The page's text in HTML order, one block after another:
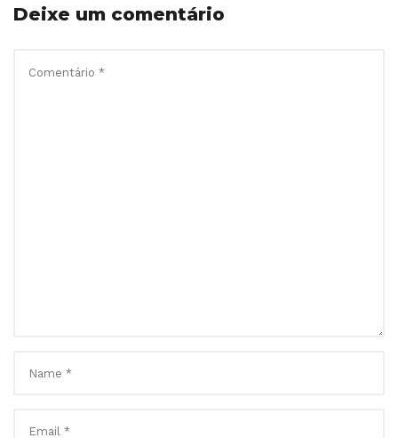
Deixe um comentário